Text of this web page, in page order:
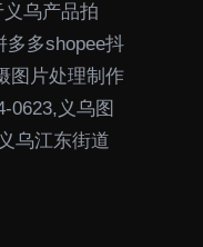
乌产品拍
多多shopee抖
图片处理制作
0623,义乌图
乌江东街道